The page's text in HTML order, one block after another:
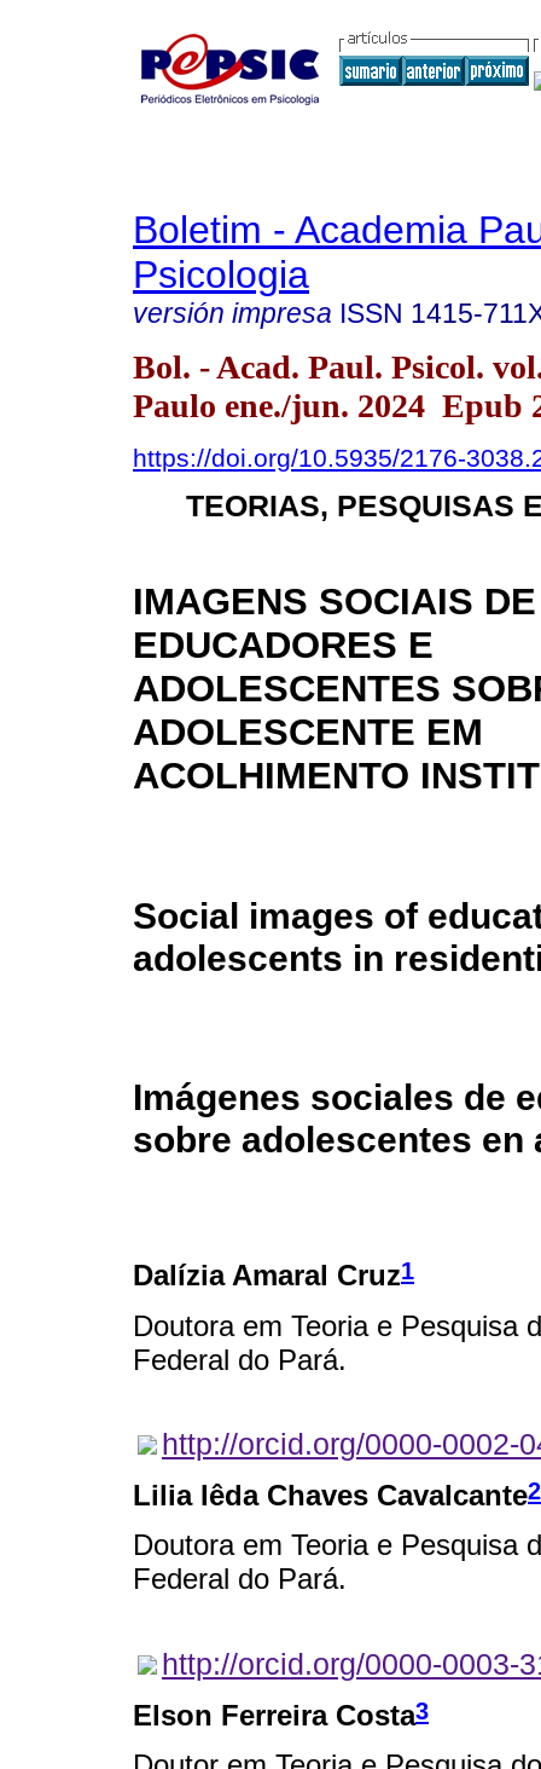
Boletim - Academia
Psicologia
versión impresa ISSN 1415-
Bol. - Acad. Paul. Psicol.
Paulo ene./jun. 2024 Epub
https://doi.org/10.5935/2176-
TEORIAS, PESQUISAS
IMAGENS SOCIAIS DE
EDUCADORES E
ADOLESCENTES
ADOLESCENTE EM
ACOLHIMENTO
Social images of
adolescents in
Imágenes sociales de
sobre adolescentes
Dalízia Amaral Cruz1
Doutora em Teoria e Pesquisa
Federal do Pará.
http://orcid.org/0000-0002-
Lilia Iêda Chaves Cavalcante2
Doutora em Teoria e Pesquisa
Federal do Pará.
http://orcid.org/0000-0003-
Elson Ferreira Costa3